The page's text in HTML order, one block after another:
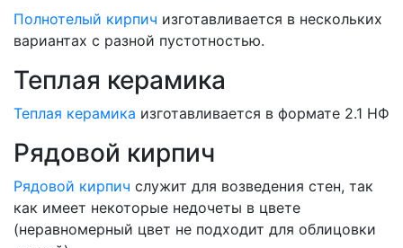
Полнотелый кирпич изготавливается в нескольких
вариантах с разной пустотностью.
Теплая керамика
Теплая керамика изготавливается в формате 2.1 НФ
Рядовой кирпич
Рядовой кирпич служит для возведения стен, так
как имеет некоторые недочеты в цвете
(неравномерный цвет не подходит для облицовки